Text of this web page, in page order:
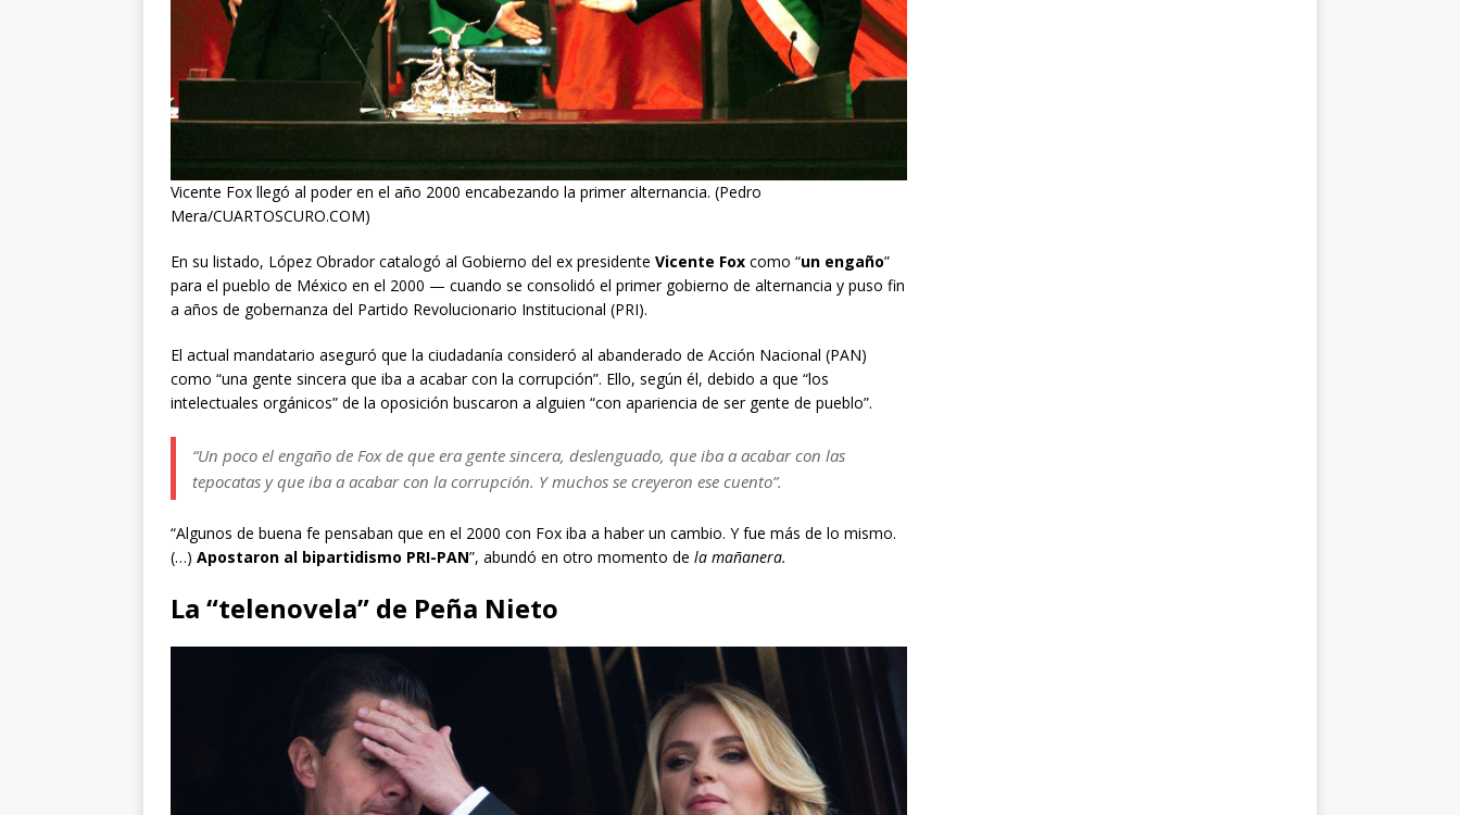
Vicente Fox llegó al poder en el año 2000 encabezando la primer alternancia. (Pedro
Mera/CUARTOSCURO.COM)
En su listado, López Obrador catalogó al Gobierno del ex presidente Vicente Fox como “un engaño”
para el pueblo de México en el 2000 — cuando se consolidó el primer gobierno de alternancia y puso fin
a años de gobernanza del Partido Revolucionario Institucional (PRI).
El actual mandatario aseguró que la ciudadanía consideró al abanderado de Acción Nacional (PAN)
como “una gente sincera que iba a acabar con la corrupción”. Ello, según él, debido a que “los
intelectuales orgánicos” de la oposición buscaron a alguien “con apariencia de ser gente de pueblo”.
“Un poco el engaño de Fox de que era gente sincera, deslenguado, que iba a acabar con las
tepocatas y que iba a acabar con la corrupción. Y muchos se creyeron ese cuento”.
“Algunos de buena fe pensaban que en el 2000 con Fox iba a haber un cambio. Y fue más de lo mismo.
(…) Apostaron al bipartidismo PRI-PAN”, abundó en otro momento de la mañanera.
La “telenovela” de Peña Nieto